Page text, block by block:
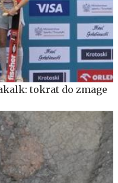
tokrat do zmage